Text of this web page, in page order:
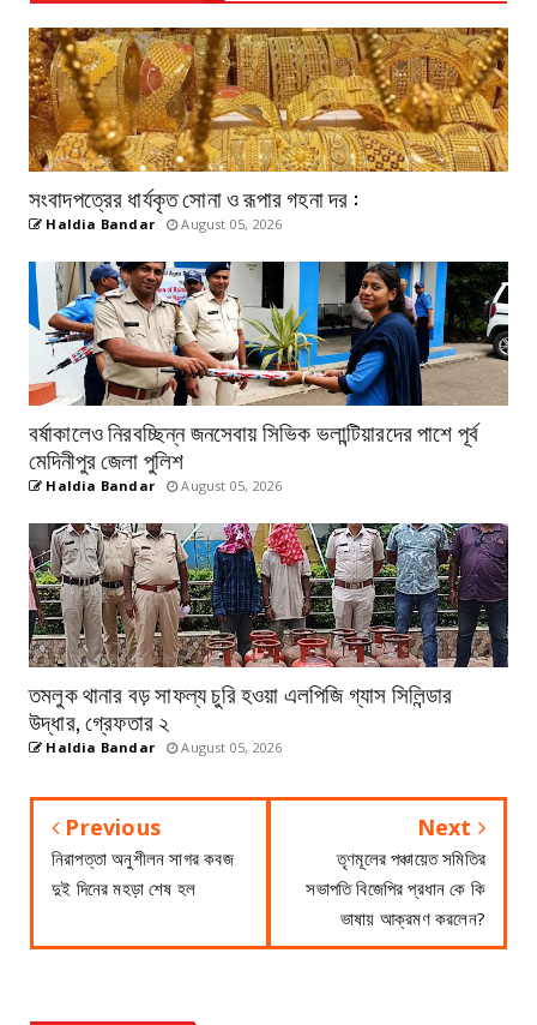
সংবাদপত্রের ধার্যকৃত সোনা ও রূপার গহনা দর :
Haldia Bandar August 05, 2026
বর্ষাকালেও নিরবচ্ছিন্ন জনসেবায় সিভিক ভলান্টিয়ারদের পাশে পূর্ব
মেদিনীপুর জেলা পুলিশ
Haldia Bandar August 05, 2026
তমলুক থানার বড় সাফল্য চুরি হওয়া এলপিজি গ্যাস সিলিন্ডার
উদ্ধার, গ্রেফতার ২
Haldia Bandar August 05, 2026
Previous
নিরাপত্তা অনুশীলন সাগর কবজ
দুই দিনের মহড়া শেষ হল
Next
তৃণমূলের পঞ্চায়েত সমিতির
সভাপতি বিজেপির প্রধান কে কি
ভাষায় আক্রমণ করলেন?